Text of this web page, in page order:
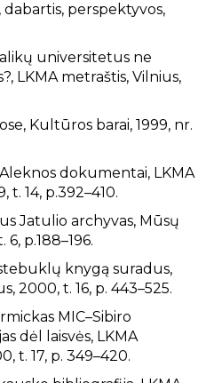
dabartis, perspektyvos,
universitetus ne
LKMA metraštis, Vilnius,
Kultūros barai, 1999, nr.
dokumentai, LKMA
t. 14, p.392–410.
Jatulio archyvas, Mūsų
6, p.188–196.
knygą suradus,
2000, t. 16, p. 443–525.
MIC–Sibiro
dėl laisvės, LKMA
t. 17, p. 349–420.